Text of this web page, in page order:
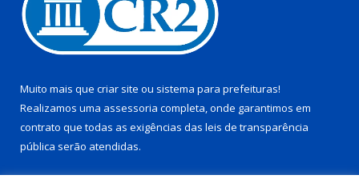
Muito mais que criar site ou sistema para prefeituras!
Realizamos uma assessoria completa, onde garantimos em
contrato que todas as exigências das leis de transparência
pública serão atendidas.